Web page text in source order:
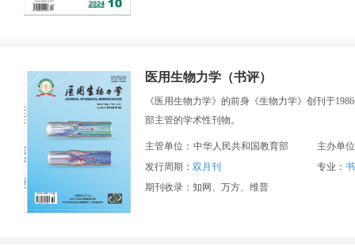
医用生物力学（书评）
《医用生物力学》的前身《生物力学》创刊于
部主管的学术性刊物。
主管单位： 中华人民共和国教育部
主办单
发行周期： 双月刊 专业：
期刊收录：知网、万方、维普